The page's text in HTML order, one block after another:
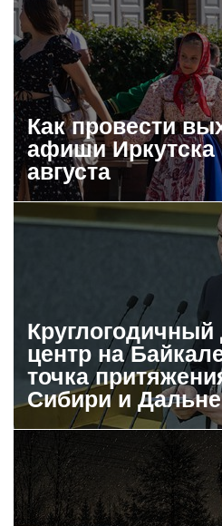
Как провести
афиши Иркутска
августа
Круглогодичный
центр на
точка
Сибири и